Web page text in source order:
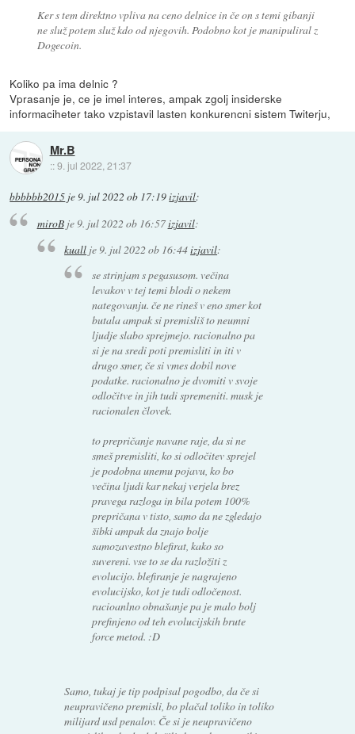
Ker s tem direktno vpliva na ceno delnice in če on s temi gibanji
ne služ potem služ kdo od njegovih. Podobno kot je manipuliral z
Dogecoin.
Koliko pa ima delnic ?
Vprasanje je, ce je imel interes, ampak zgolj insiderske
informaciheter tako vzpistavil lasten konkurencni sistem Twiterju,
Mr.B
::9. jul 2022, 21:37
bbbbbb2015 je9. jul 2022 ob 17:19izjavil:
miroBje9. jul 2022 ob 16:57izjavil:
kuall je 9. jul 2022 ob 16:44izjavil:
se strinjam s pegasusom. večina
levakov v tej temi blodi o nekem
nategovanju. če ne rineš v eno smer kot
butala ampak si premisliš to neumni
ljudje slabo sprejmejo. racionalno pa
si je na sredi poti premisliti in iti v
drugo smer, če si vmes dobil nove
podatke. racionalno je dvomiti v svoje
odločitve in jih tudi spremeniti. musk je
racionalen človek.
to prepričanje navane raje, da si ne
smeš premisliti, ko si odločitev sprejel
je podobna unemu pojavu, ko bo
večina ljudi kar nekaj verjela brez
pravega razloga in bila potem 100%
prepričana v tisto, samo da ne zgledajo
šibki ampak da znajo bolje
samozavestno blefirat, kako so
suvereni. vse to se da razložiti z
evolucijo. blefiranje je nagrajeno
evolucijsko, kot je tudi odločenost.
racioanlno obnašanje pa je malo bolj
prefinjeno od teh evolucijskih brute
force metod. :D
Samo, tukaj je tip podpisal pogodbo, da če si
neupravičeno premisli, bo plačal toliko in toliko
milijard usd penalov. Če si je neupravičeno